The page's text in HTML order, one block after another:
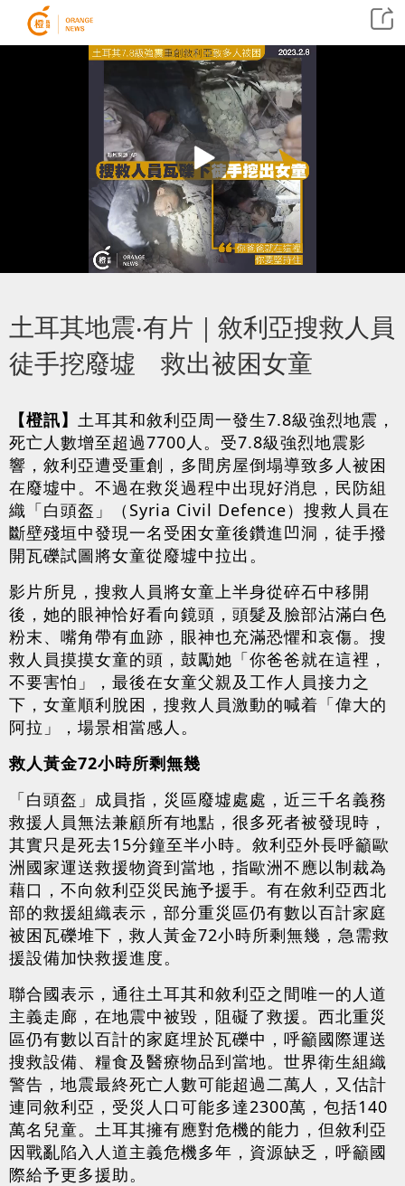
土耳其地震‧有片｜敘利亞搜救人員
徒手挖廢墟 救出被困女童
【橙訊】 土耳其和敘利亞周一發生7.8級強烈地震，
死亡人數增至超過7700人。受7.8級強烈地震影
響，敘利亞遭受重創，多間房屋倒塌導致多人被困
在廢墟中。不過在救災過程中出現好消息，民防組
織「白頭盔」（Syria Civil Defence）搜救人員在
斷壁殘垣中發現一名受困女童後鑽進凹洞，徒手撥
開瓦礫試圖將女童從廢墟中拉出。
影片所見，搜救人員將女童上半身從碎石中移開
後，她的眼神恰好看向鏡頭，頭髮及臉部沾滿白色
粉末、嘴角帶有血跡，眼神也充滿恐懼和哀傷。搜
救人員摸摸女童的頭，鼓勵她「你爸爸就在這裡，
不要害怕」，最後在女童父親及工作人員接力之
下，女童順利脫困，搜救人員激動的喊着「偉大的
阿拉」，場景相當感人。
救人黃金72小時所剩無幾
「白頭盔」成員指，災區廢墟處處，近三千名義務
救援人員無法兼顧所有地點，很多死者被發現時，
其實只是死去15分鐘至半小時。敘利亞外長呼籲歐
洲國家運送救援物資到當地，指歐洲不應以制裁為
藉口，不向敘利亞災民施予援手。有在敘利亞西北
部的救援組織表示，部分重災區仍有數以百計家庭
被困瓦礫堆下，救人黃金72小時所剩無幾，急需救
援設備加快救援進度。
聯合國表示，通往土耳其和敘利亞之間唯一的人道
主義走廊，在地震中被毀，阻礙了救援。西北重災
區仍有數以百計的家庭埋於瓦礫中，呼籲國際運送
搜救設備、糧食及醫療物品到當地。世界衛生組織
警告，地震最終死亡人數可能超過二萬人，又估計
連同敘利亞，受災人口可能多達2300萬，包括140
萬名兒童。土耳其擁有應對危機的能力，但敘利亞
因戰亂陷入人道主義危機多年，資源缺乏，呼籲國
際給予更多援助。